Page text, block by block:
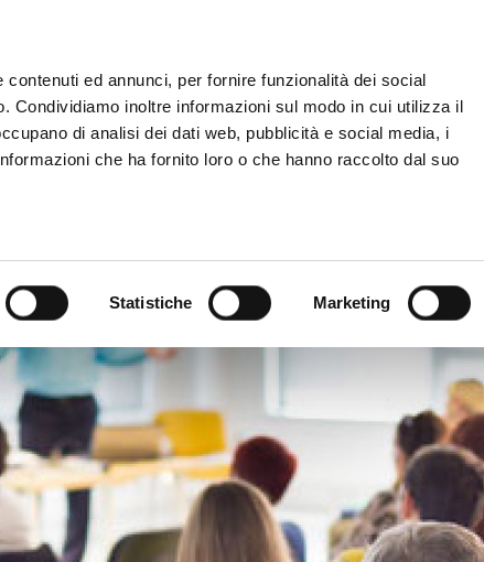
ed annunci, per fornire funzionalità dei social
Condividiamo inoltre informazioni sul modo in cui utilizza il
di analisi dei dati web, pubblicità e social media, i
che ha fornito loro o che hanno raccolto dal suo
Statistiche Marketing
Temi Notizie Contatti